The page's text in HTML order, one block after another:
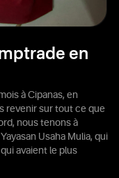
en
à Cipanas, en
revenir sur tout ce que
nous tenons à
Usaha Mulia, qui
avaient le plus